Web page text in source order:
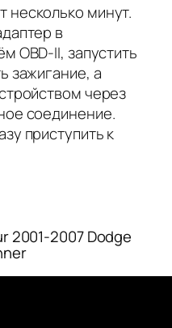
несколько минут.
в
OBD-II, запустить
зажигание, а
через
соединение.
приступить к
2001-2007 Dodge